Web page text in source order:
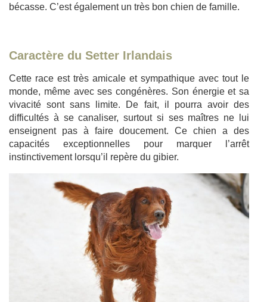
bécasse. C’est également un très bon chien de famille.
Caractère du Setter Irlandais
Cette race est très amicale et sympathique avec tout le
monde, même avec ses congénères. Son énergie et sa
vivacité sont sans limite. De fait, il pourra avoir des
difficultés à se canaliser, surtout si ses maîtres ne lui
enseignent pas à faire doucement. Ce chien a des
capacités exceptionnelles pour marquer l’arrêt
instinctivement lorsqu’il repère du gibier.